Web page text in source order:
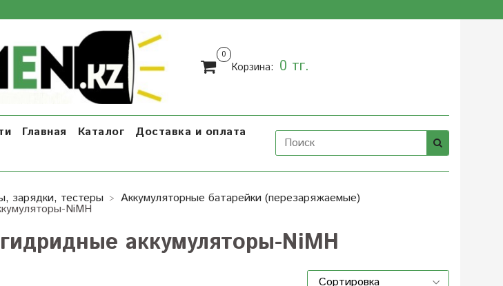
0
Корзина: 0 тг.
Главная Каталог
Доставка и оплата
зарядки, тестеры Аккумуляторные батарейки (перезаряжаемые)
NiMH
аккумуляторы-NiMH